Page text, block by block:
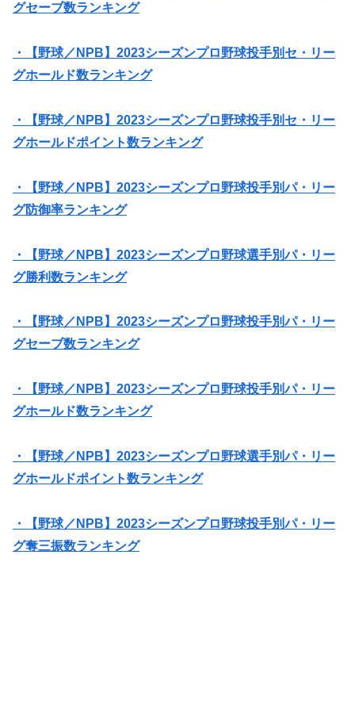
グセーブ数ランキング
・【野球／NPB】2023シーズンプロ野球投手別セ・リー
グホールド数ランキング
・【野球／NPB】2023シーズンプロ野球投手別セ・リー
グホールドポイント数ランキング
・【野球／NPB】2023シーズンプロ野球投手別パ・リー
グ防御率ランキング
・【野球／NPB】2023シーズンプロ野球選手別パ・リー
グ勝利数ランキング
・【野球／NPB】2023シーズンプロ野球投手別パ・リー
グセーブ数ランキング
・【野球／NPB】2023シーズンプロ野球投手別パ・リー
グホールド数ランキング
・【野球／NPB】2023シーズンプロ野球選手別パ・リー
グホールドポイント数ランキング
・【野球／NPB】2023シーズンプロ野球投手別パ・リー
グ奪三振数ランキング